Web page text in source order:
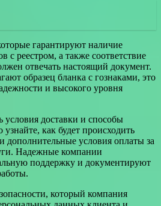
гарантируют наличие
с реестром, а также соответствие
отвечать настоящий документ.
образец бланка с гознаками, это
и высокого уровня
доставки и способы
как будет происходить
дополнительные условия оплаты за
Надежные компании
поддержку и документируют
который компания